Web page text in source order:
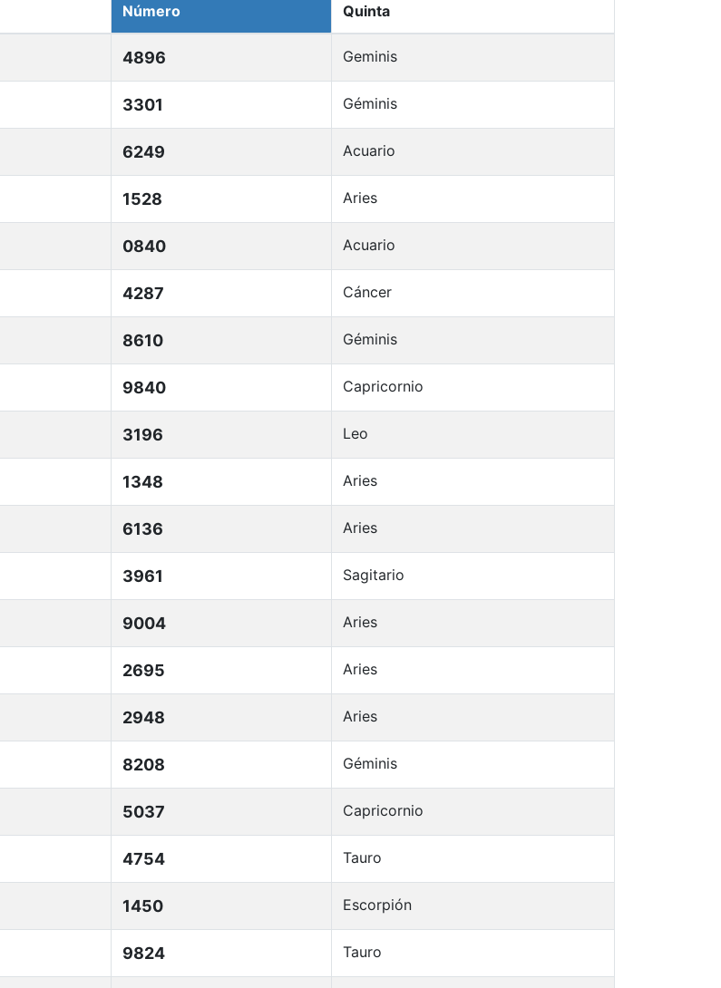
Número
Quinta
4896 Geminis
3301 Géminis
6249 Acuario
1528 Aries
0840 Acuario
4287 Cáncer
8610 Géminis
9840 Capricornio
3196 Leo
1348 Aries
6136 Aries
3961 Sagitario
9004 Aries
2695 Aries
2948 Aries
8208 Géminis
5037 Capricornio
4754 Tauro
1450 Escorpión
9824 Tauro